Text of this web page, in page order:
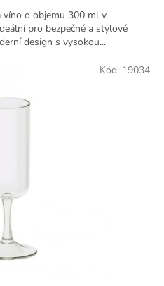
víno o objemu 300 ml v
pro bezpečné a stylové
design s vysokou...
Kód: 19034